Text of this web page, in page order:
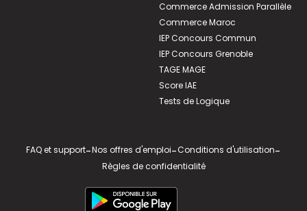
Commerce Admission Parallèle
Commerce Maroc
IEP Concours Commun
IEP Concours Grenoble
TAGE MAGE
Score IAE
Tests de Logique
FAQ et support-Nos offres d'emploi-Conditions d'utilisation-
Règles de confidentialité